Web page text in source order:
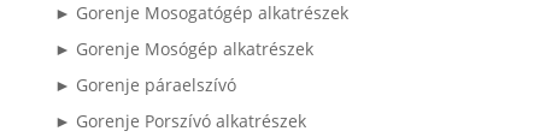
► Gorenje Mosogatógép alkatrészek
► Gorenje Mosógép alkatrészek
► Gorenje páraelszívó
► Gorenje Porszívó alkatrészek